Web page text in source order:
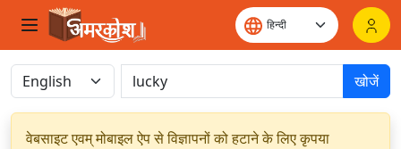
खोजें
वेबसाइट एवम् मोबाइल ऐप से विज्ञापनों को हटाने के लिए कृपया